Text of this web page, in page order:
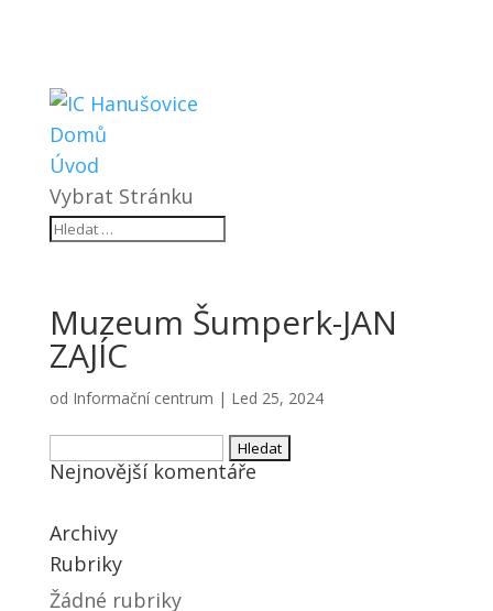
Domů
Úvod
Vybrat Stránku
Muzeum Šumperk-JAN
ZAJÍC
od Informační centrum | Led 25, 2024
Vyhledávání
Nejnovější komentáře
Archivy
Rubriky
Žádné rubriky